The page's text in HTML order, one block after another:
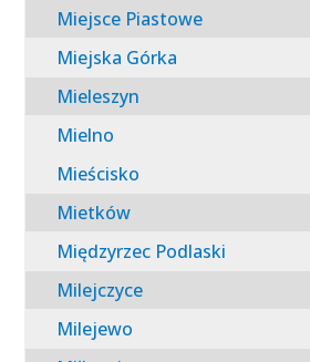
Miejsce Piastowe
Miejska Górka
Mieleszyn
Mielno
Mieścisko
Mietków
Międzyrzec Podlaski
Milejczyce
Milejewo